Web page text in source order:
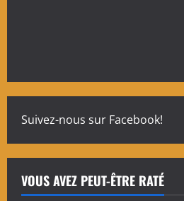
Suivez-nous sur Facebook!
VOUS AVEZ PEUT-ÊTRE RATÉ